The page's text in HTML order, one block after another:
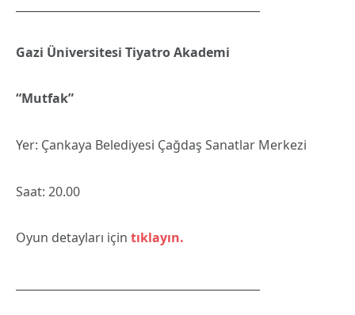
Gazi Üniversitesi Tiyatro Akademi
“Mutfak”
Yer: Çankaya Belediyesi Çağdaş Sanatlar Merkezi
Saat: 20.00
Oyun detayları için tıklayın.